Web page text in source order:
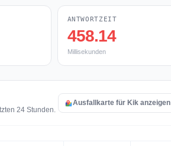
ANTWORTZEIT
458.14
Millisekunden
24 Stunden.
Ausfallkarte für Kik anzeigen